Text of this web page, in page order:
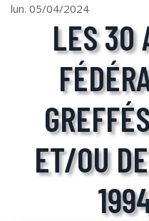
lun. 05/04/2024
LES 30
ET/OU